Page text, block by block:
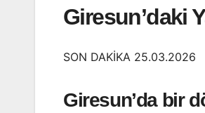
Giresun’daki
SON DAKİKA 25.03.2026
Giresun’da bir